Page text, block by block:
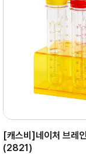
[캐스비]네이처 브레
(2821)